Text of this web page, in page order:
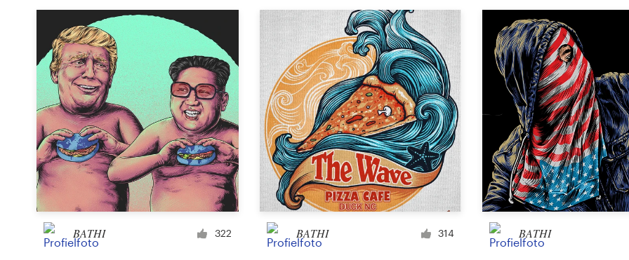
Overige verpakking of etiket
Boek en tijdschrift
Boekomslag
Typesetting
Overig boek of tijdschrift
BATHI 322 BATHI 314 BATHI